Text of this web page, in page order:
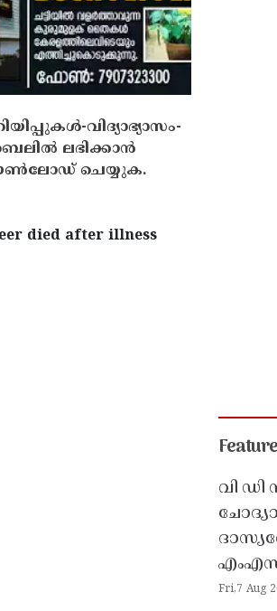
വിദ്യാഭ്യാസം-
ലഭിക്കാൻ
ചെയ്യുക.
died after illness
വി ഡി
Fri,7 Aug